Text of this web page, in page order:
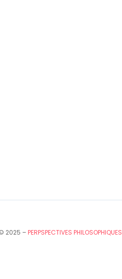
2025 –PERPSPECTIVES PHILOSOPHIQUES